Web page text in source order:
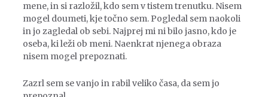
mene, in si razložil, kdo sem v tistem trenutku. Nisem
mogel doumeti, kje točno sem. Pogledal sem naokoli
in jo zagledal ob sebi. Najprej mi ni bilo jasno, kdo je
oseba, ki leži ob meni. Naenkrat njenega obraza
nisem mogel prepoznati.
Zazrl sem se vanjo in rabil veliko časa, da sem jo